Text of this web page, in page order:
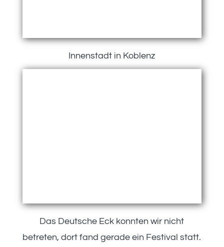
Innenstadt in Koblenz
Das Deutsche Eck konnten wir nicht
betreten, dort fand gerade ein Festival statt.